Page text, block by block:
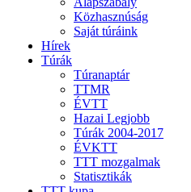
Közhasznúság
Saját túráink
Hírek
Túrák
Túranaptár
TTMR
ÉVTT
Hazai Legjobb
Túrák 2004-2017
ÉVKTT
TTT mozgalmak
Statisztikák